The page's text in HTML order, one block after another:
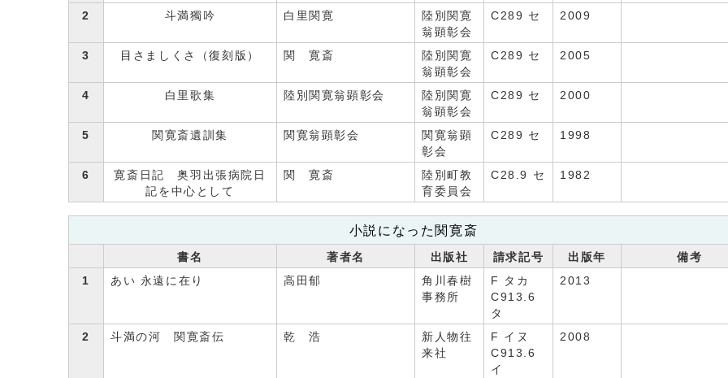
2 斗満獨吟 白里関寛
陸別関寛
翁顕彰会
C289 セ 2009
3 目さましくさ（復刻版） 関 寛斎
陸別関寛
翁顕彰会
C289 セ 2005
4 白里歌集 陸別関寛翁顕彰会
陸別関寛
翁顕彰会
C289 セ 2000
5 関寛斎遺訓集 関寛翁顕彰会
関寛翁顕
彰会
C289 セ 1998
6
寛斎日記 奥羽出張病院日
記を中心として
関 寛斎
陸別町教
育委員会
C28.9 セ 1982
小説になった関寛斎
書名 著者名 出版社 請求記号 出版年
備考
1
あい 永遠に在り 高田郁
角川春樹
事務所
F タカ
C913.6
タ
2013
2 斗満の河 関寛斎伝 乾 浩
新人物往
来社
F イヌ
C913.6
イ
2008